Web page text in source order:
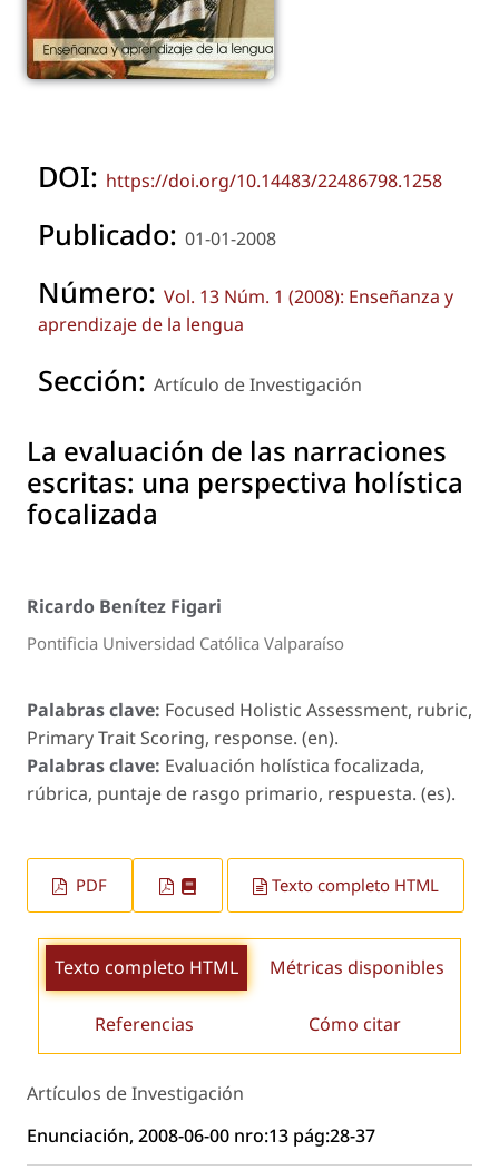
DOI: https://doi.org/10.14483/22486798.1258
Publicado: 01-01-2008
Número: Vol. 13 Núm. 1 (2008): Enseñanza y
aprendizaje de la lengua
Sección: Artículo de Investigación
La evaluación de las narraciones
escritas: una perspectiva holística
focalizada
Ricardo Benítez Figari
Pontificia Universidad Católica Valparaíso
Palabras clave: Focused Holistic Assessment, rubric,
Primary Trait Scoring, response. (en).
Palabras clave: Evaluación holística focalizada,
rúbrica, puntaje de rasgo primario, respuesta. (es).
PDF Texto completo HTML
Texto completo HTML Métricas disponibles
Referencias Cómo citar
Artículos de Investigación
Enunciación, 2008-06-00 nro:13 pág:28-37